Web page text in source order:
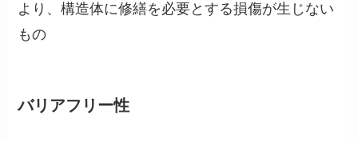
より、構造体に修繕を必要とする損傷が生じない
もの
バリアフリー性